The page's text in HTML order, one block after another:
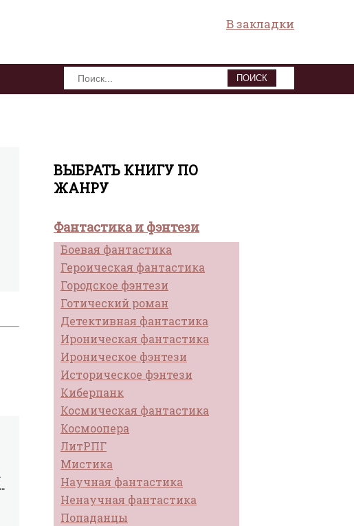
В закладки
ПОИСК
ВЫБРАТЬ КНИГУ ПО
ЖАНРУ
Фантастика и фэнтези
Боевая фантастика
Героическая фантастика
Городское фэнтези
Готический роман
Детективная фантастика
Ироническая фантастика
Ироническое фэнтези
Историческое фэнтези
Киберпанк
Космическая фантастика
Космоопера
ЛитРПГ
Мистика
Научная фантастика
Ненаучная фантастика
Попаданцы